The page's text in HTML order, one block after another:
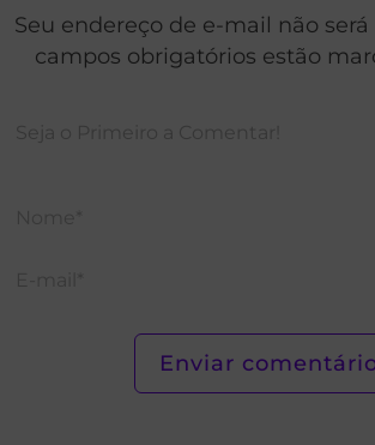
Seu endereço de e-mail não
campos obrigatórios estão